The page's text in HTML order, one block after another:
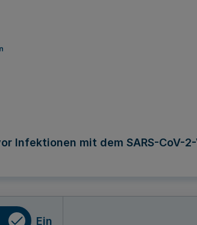
Infektionen mit dem SARS-
Ein